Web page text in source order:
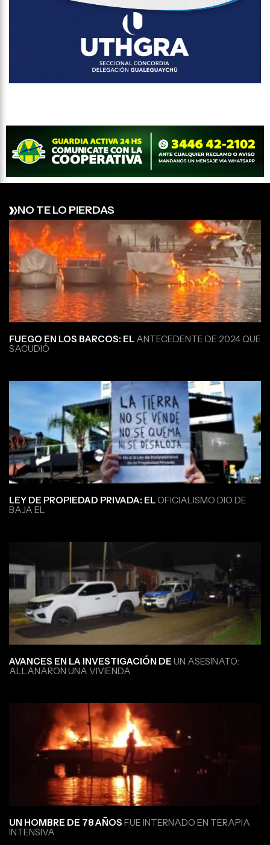
NO TE LO PIERDAS
FUEGO EN LOS BARCOS: EL ANTECEDENTE DE 2024 QUE
SACUDIÓ
LEY DE PROPIEDAD PRIVADA: ELOFICIALISMO DIO DE
BAJA EL
AVANCES EN LA INVESTIGACIÓN DE UN ASESINATO:
ALLANARON UNA VIVIENDA
UN HOMBRE DE 78 AÑOS FUE INTERNADO EN TERAPIA
INTENSIVA